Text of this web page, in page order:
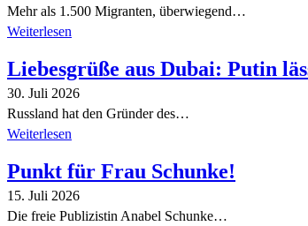
Mehr als 1.500 Migranten, überwiegend…
Weiterlesen
Liebesgrüße aus Dubai: Putin
30. Juli 2026
Russland hat den Gründer des…
Weiterlesen
Punkt für Frau Schunke!
15. Juli 2026
Die freie Publizistin Anabel Schunke…